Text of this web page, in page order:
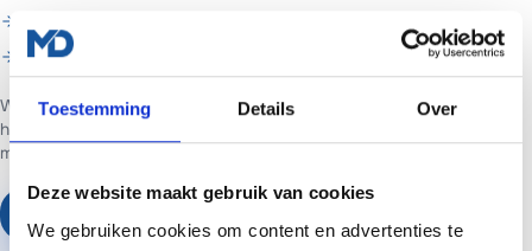
Toestemming Details Over
Deze website maakt gebruik van cookies
We gebruiken cookies om content en advertenties te
Je wilt hulp met wordpress
Web- en marketingpartner in Assen. Websites voor ondernemers in
heel Nederland.
managed hosting en basis SEO.